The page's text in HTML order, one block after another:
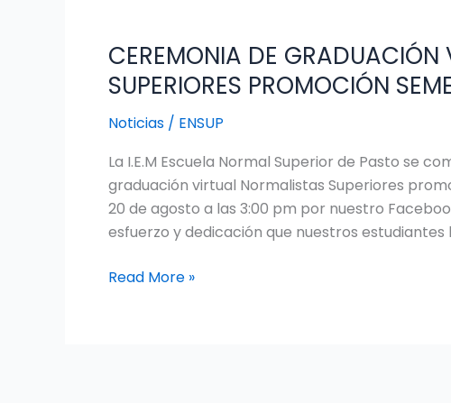
CEREMONIA DE GRADUACIÓN
SUPERIORES PROMOCIÓN
Noticias / ENSUP
La I.E.M Escuela Normal Superior de Pasto se
graduación virtual Normalistas Superiores
20 de agosto a las 3:00 pm por nuestro
esfuerzo y dedicación que nuestros
CEREMONIA
DE
GRADUACIÓN
VIRTUAL
SUPERIORES
PROMOCIÓN
SEMESTRE
A
Read More »